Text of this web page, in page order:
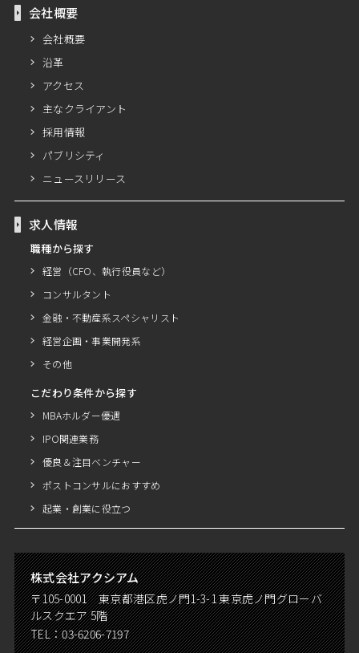
会社概要
会社概要
沿革
アクセス
主なクライアント
採用情報
パブリシティ
ニュースリリース
求人情報
職種から探す
経営（CFO、執行役員など）
コンサルタント
金融・不動産系スペシャリスト
経営企画・事業開発系
その他
こだわり条件から探す
MBAホルダー優遇
IPO関連業務
優良＆注目ベンチャー
ポストコンサルにおすすめ
起業・創業に役立つ
株式会社アクシアム
〒105-0001 東京都港区虎ノ門1-3-1 東京虎ノ門グローバ
ルスクエア 5階
TEL：03-6206-7197